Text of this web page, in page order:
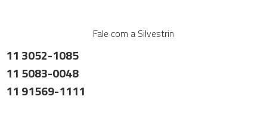
Fale com a Silvestrin
11 3052-1085
11 5083-0048
11 91569-1111